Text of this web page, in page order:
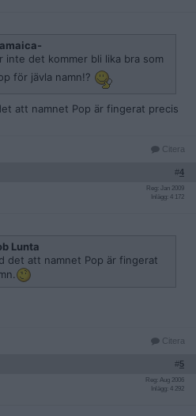
inte det kommer bli lika bra som
för jävla namn!?
att namnet Pop är fingerat precis
Citera
#4
Reg: Jan 2009
Inlägg: 4 172
Lunta
det att namnet Pop är fingerat
Citera
#5
Reg: Aug 2006
Inlägg: 4 292